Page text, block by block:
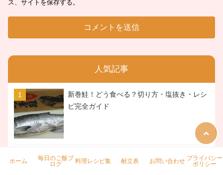
ス、サイトを保存する。
人気記事
新巻鮭！どう食べる？切り方・塩抜き・レシ
ピ完全ガイド
豚のピカタ・スチコンで作るめちゃ柔らかな
ホーム
毎日のご飯ブ
ログ
料理レシピ集 献立表 お問い合わせ プライバシー
ポリシー